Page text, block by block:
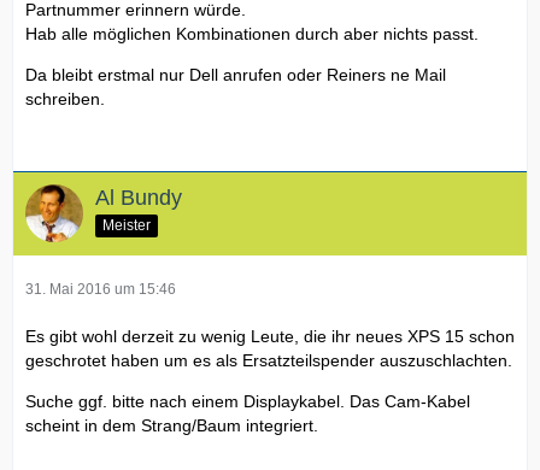
Partnummer erinnern würde.
Hab alle möglichen Kombinationen durch aber nichts passt.
Da bleibt erstmal nur Dell anrufen oder Reiners ne Mail
schreiben.
Al Bundy
Meister
31. Mai 2016 um 15:46
Es gibt wohl derzeit zu wenig Leute, die ihr neues XPS 15 schon
geschrotet haben um es als Ersatzteilspender auszuschlachten.
Suche ggf. bitte nach einem Displaykabel. Das Cam-Kabel
scheint in dem Strang/Baum integriert.